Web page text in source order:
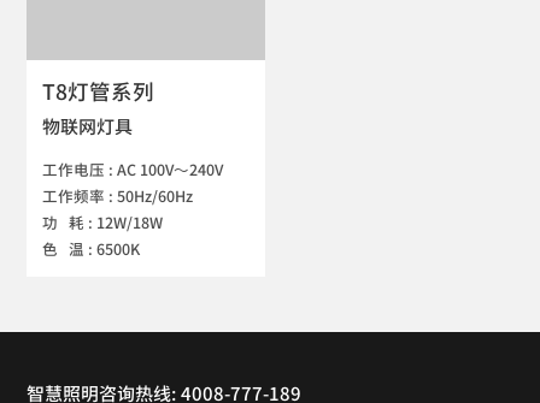
T8灯管系列
物联网灯具
工作电压 : AC 100V～240V
工作频率 : 50Hz/60Hz
功   耗 : 12W/18W
色   温 : 6500K